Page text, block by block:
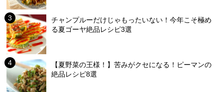
チャンプルーだけじゃもったいない！今年こそ極め
る夏ゴーヤ絶品レシピ3選
【夏野菜の王様！】苦みがクセになる！ピーマンの
絶品レシピ8選